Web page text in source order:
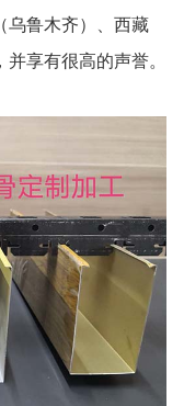
乌鲁木齐）、西藏
享有很高的声誉。